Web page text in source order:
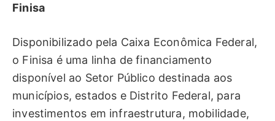
Finisa
Disponibilizado pela Caixa Econômica Federal,
o Finisa é uma linha de financiamento
disponível ao Setor Público destinada aos
municípios, estados e Distrito Federal, para
investimentos em infraestrutura, mobilidade,